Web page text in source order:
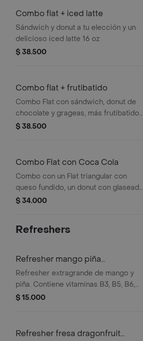
Combo flat + iced latte
Sándwich y donut a tu elección y un
delicioso iced latte 16 oz
$ 38.500
Combo flat + frutibatido
Combo Flat con sándwich, donut de
chocolate y grageas, más frutibatido.
Todo a tu elección.
$ 38.500
Combo Flat con Coca Cola
Combo con un Flat triangular con
queso fundido, un donut con glaseado
de chocolate y grageas, y una Coca-
$ 34.000
Refreshers
Refresher mango piña
extragrande
Refresher extragrande de mango y
piña. Contiene vitaminas B3, B5, B6,
B12 y té verde, con hielo y trozos de
$ 15.000
Refresher fresa dragonfruit